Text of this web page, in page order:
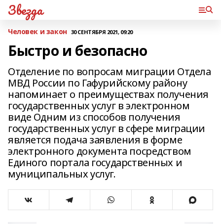
Звезда
Человек и закон 30 СЕНТЯБРЯ 2021, 09:20
Быстро и безопасно
Отделение по вопросам миграции Отдела
МВД России по Гафурийскому району
напоминает о преимуществах получения
государственных услуг в электронном
виде Одним из способов получения
государственных услуг в сфере миграции
является подача заявления в форме
электронного документа посредством
Единого портала государственных и
муниципальных услуг.